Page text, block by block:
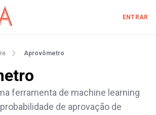
ENTRAR
Aprovômetro
ferramenta de machine learning
de aprovação de